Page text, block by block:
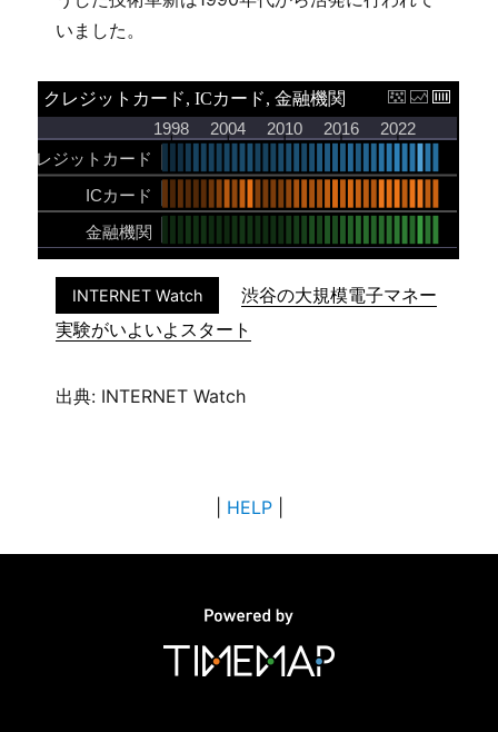
いました。
INTERNET Watch
渋谷の大規模電子マネー
実験がいよいよスタート
出典: INTERNET Watch
HELP|